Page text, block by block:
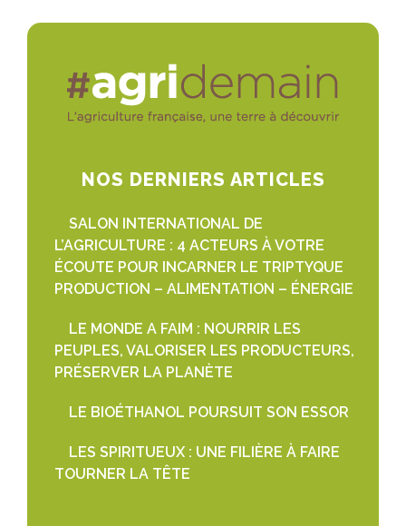
NOS DERNIERS ARTICLES
SALON INTERNATIONAL DE
L’AGRICULTURE : 4 ACTEURS À VOTRE
ÉCOUTE POUR INCARNER LE TRIPTYQUE
PRODUCTION – ALIMENTATION – ÉNERGIE
LE MONDE A FAIM : NOURRIR LES
PEUPLES, VALORISER LES PRODUCTEURS,
PRÉSERVER LA PLANÈTE
LE BIOÉTHANOL POURSUIT SON ESSOR
LES SPIRITUEUX : UNE FILIÈRE À FAIRE
TOURNER LA TÊTE